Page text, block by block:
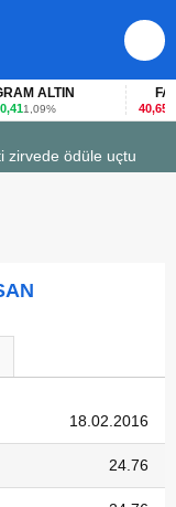
ALTIN
1,09%
FAİZ
40,65-
zirvede ödüle uçtu
18.02.2016
24.76